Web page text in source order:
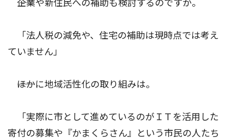
――企業や新住民への補助も検討するのですか。
「法人税の減免や、住宅の補助は現時点では考え
ていません」
――ほかに地域活性化の取り組みは。
「実際に市として進めているのがＩＴを活用した
寄付の募集や『かまくらさん』という市民の人たち